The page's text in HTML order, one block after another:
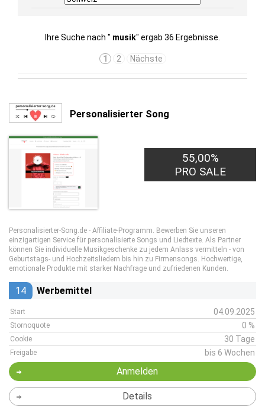
Ihre Suche nach " musik" ergab 36 Ergebnisse.
1 2 Nächste
Personalisierter Song
55,00%
PRO SALE
Personalisierter-Song.de - Affiliate-Programm. Bewerben Sie unseren
einzigartigen Service für personalisierte Songs und Liedtexte. Als Partner
können Sie individuelle Musikgeschenke zu jedem Anlass vermitteln - von
Geburtstags- und Hochzeitsliedern bis hin zu Firmensongs. Hochwertige,
emotionale Produkte mit starker Nachfrage und zufriedenen Kunden.
14 Werbemittel
Start 04.09.2025
Stornoquote 0 %
Cookie 30 Tage
Freigabe bis 6 Wochen
Anmelden
Details